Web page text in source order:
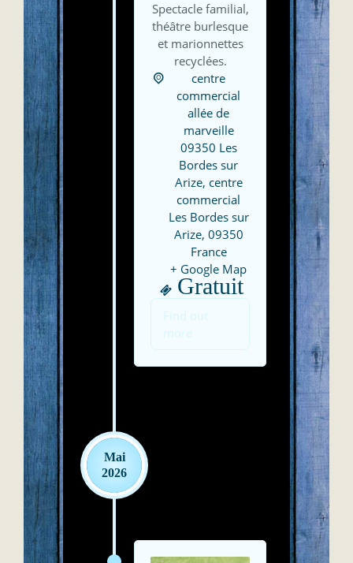
Spectacle familial,
théâtre burlesque
et marionnettes
recyclées.
centre
commercial
allée de
marveille
09350 Les
Bordes sur
Arize, centre
commercial
Les Bordes sur
Arize, 09350
France
+ Google Map
Gratuit
Find out
more
Mai
2026